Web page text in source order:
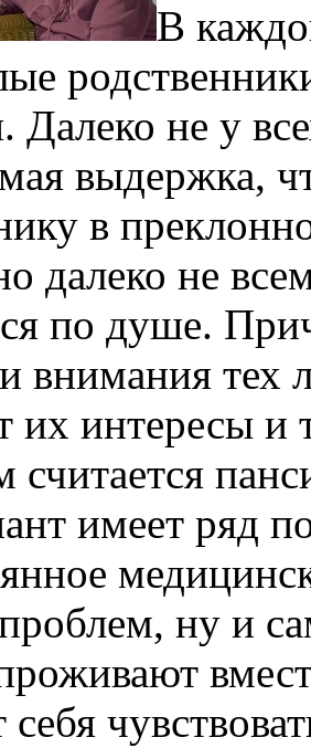
В
Далеко не у
выдержка,
в
далеко не
по душе.
внимания тех
их интересы
считается
имеет ряд
ну и
себя